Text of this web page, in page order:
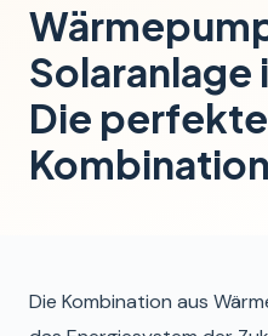
Solaranlage
Die perfekte
Kombination
Die Kombination aus